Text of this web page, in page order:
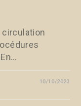
circulation
10/10/2023